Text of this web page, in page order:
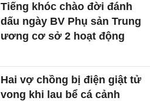
Tiếng khóc chào đời đánh
dấu ngày BV Phụ sản Trung
ương cơ sở 2 hoạt động
Hai vợ chồng bị điện giật tử
vong khi lau bể cá cảnh